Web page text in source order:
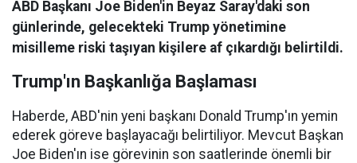
ABD Başkanı Joe Biden'in Beyaz Saray'daki son
günlerinde, gelecekteki Trump yönetimine
misilleme riski taşıyan kişilere af çıkardığı belirtildi.
Trump'ın Başkanlığa Başlaması
Haberde, ABD'nin yeni başkanı Donald Trump'ın yemin
ederek göreve başlayacağı belirtiliyor. Mevcut Başkan
Joe Biden'ın ise görevinin son saatlerinde önemli bir